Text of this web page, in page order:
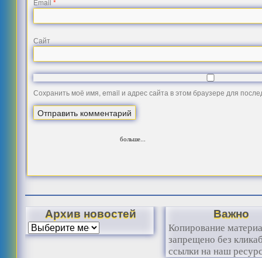
Email*
Сайт
Сохранить моё имя, email и адрес сайта в этом браузере для
больше...
Архив новостей Важно
Копирование
запрещено без
ссылки на наш